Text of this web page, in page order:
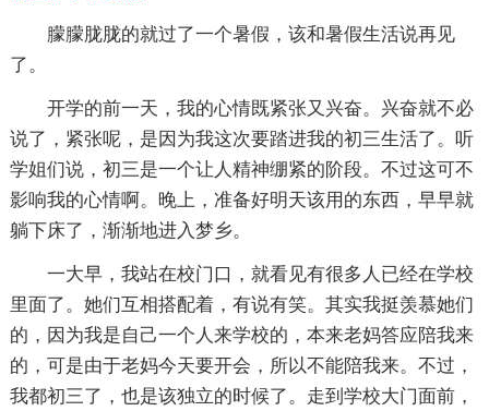
朦朦胧胧的就过了一个暑假，该和暑假生活说再见
了。
开学的前一天，我的心情既紧张又兴奋。兴奋就不必
说了，紧张呢，是因为我这次要踏进我的初三生活了。听
学姐们说，初三是一个让人精神绷紧的阶段。不过这可不
影响我的心情啊。晚上，准备好明天该用的东西，早早就
躺下床了，渐渐地进入梦乡。
一大早，我站在校门口，就看见有很多人已经在学校
里面了。她们互相搭配着，有说有笑。其实我挺羡慕她们
的，因为我是自己一个人来学校的，本来老妈答应陪我来
的，可是由于老妈今天要开会，所以不能陪我来。不过，
我都初三了，也是该独立的时候了。走到学校大门面前，